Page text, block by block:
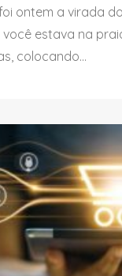
ontem a virada
estava na
colocando...